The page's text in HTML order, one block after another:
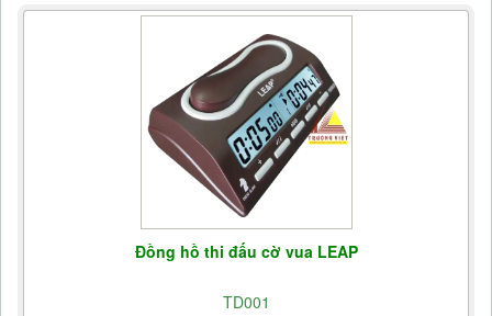
Đồng hồ thi đấu cờ vua LEAP
TD001